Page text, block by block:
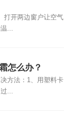
打开两边窗户让空气
...
怎么办？
方法：1、用塑料卡
...